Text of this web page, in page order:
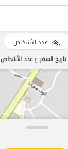
عدد الأشخاص
تاريخ السفروعدد الأشخاص